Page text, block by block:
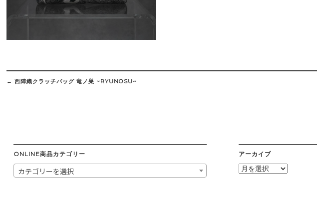
Post
navigation
← 西陣織クラッチバッグ 竜ノ巣 ~RYUNOSU~
ONLINE商品カテゴリー
カテゴリーを選択
アーカイブ
ア
ー